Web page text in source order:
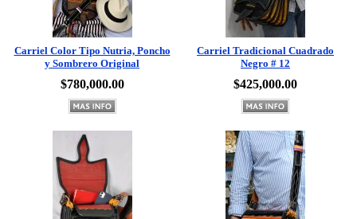
Carriel Color Tipo Nutria, Poncho
y Sombrero Original
$780,000.00
Carriel Tradicional Cuadrado
Negro # 12
$425,000.00